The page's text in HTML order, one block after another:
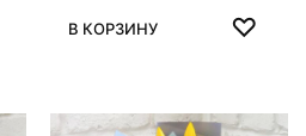
В ИЗБРАННОЕ
В КОРЗИНУ ♡